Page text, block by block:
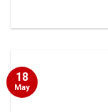
18
May